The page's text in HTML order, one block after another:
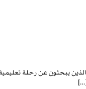
يبحثون عن رحلة تعليمية